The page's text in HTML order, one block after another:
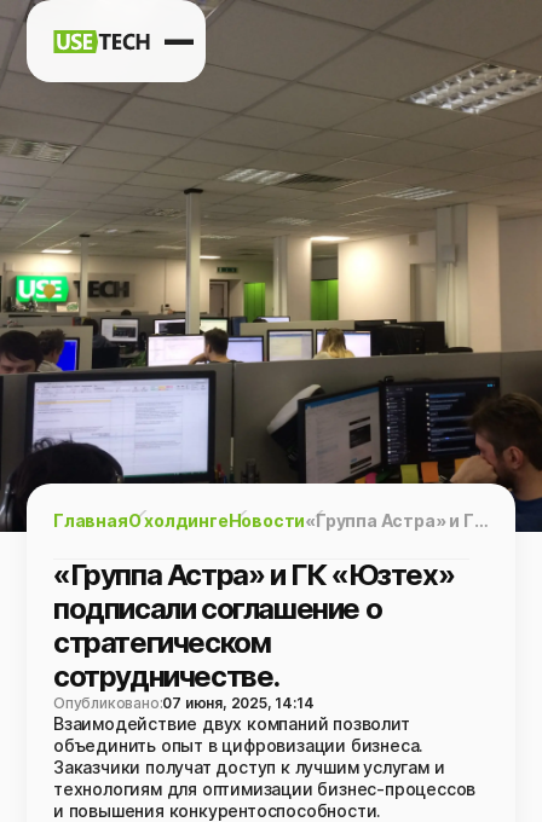
Карьера
Контакты
h
ГлавнаяО холдингеНовости «Группа Астра» и ГК «Юзтех» подписали соглашение о стратегическом сотрудничестве.
«Группа Астра» и ГК «Юзтех»
подписали соглашение о
стратегическом
сотрудничестве.
Опубликовано:07 июня, 2025, 14:14
Взаимодействие двух компаний позволит
объединить опыт в цифровизации бизнеса.
Заказчики получат доступ к лучшим услугам и
технологиям для оптимизации бизнес-процессов
и повышения конкурентоспособности.